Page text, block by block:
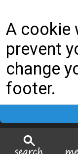
A cookie
prevent
change
footer.